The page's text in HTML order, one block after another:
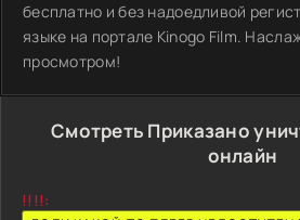
бесплатно и без надоедливой
языке на портале Kinogo Film.
просмотром!
Смотреть Приказано
онлайн
!!!!: